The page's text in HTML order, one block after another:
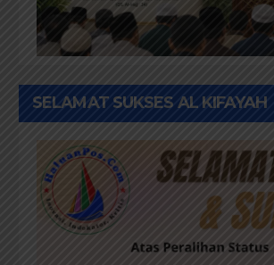
SELAMAT SUKSES AL KIFAYAH